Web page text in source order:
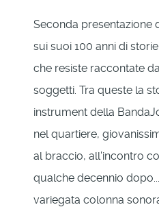
Seconda presentazione
sui suoi 100 anni di
che resiste raccontate
soggetti. Tra queste la
instrument della
nel quartiere,
al braccio, all'incontro
qualche decennio
variegata colonna